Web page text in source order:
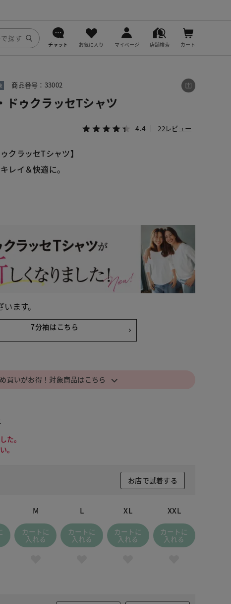
チャット お気に入り マイページ 店舗検索 カート
商品番号：33002
ドゥクラッセTシャツ
4.4 22レビュー
クラッセTシャツ】
レイ＆快適に。
ます。
7分袖はこちら
買いがお得！対象商品はこちら ⌵
た。
。
お店で試着する
M
カートに
入れる
L
カートに
入れる
XL
カートに
入れる
XXL
カートに
入れる